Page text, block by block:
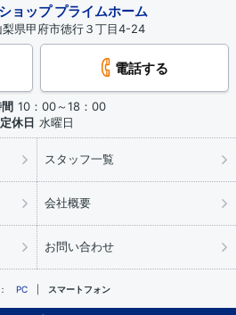
ョップ プライムホーム
県甲府市徳行３丁目4-24
電話する
10：00～18：00
定休日 水曜日
スタッフ一覧
会社概要
お問い合わせ
PC スマートフォン